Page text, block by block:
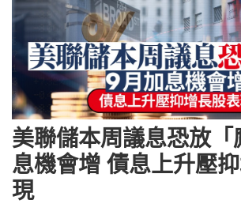
美聯儲本周議息恐放「
息機會增 債息上升壓
現